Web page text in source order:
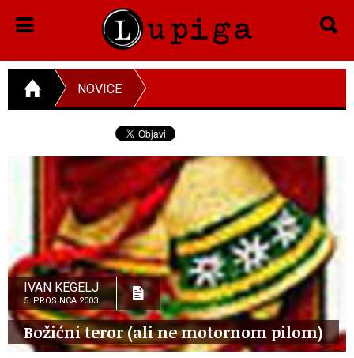
NOVICE
IVAN KEGELJ
5. PROSINCA 2003.
Božićni teror (ali ne motornom pilom)